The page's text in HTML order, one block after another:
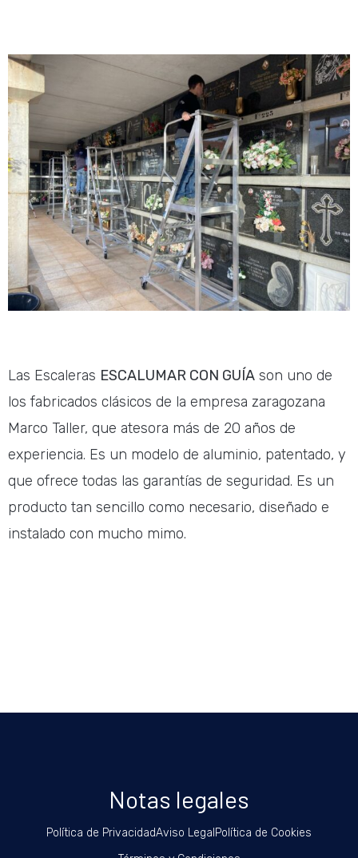
Las Escaleras ESCALUMAR CON GUÍA son uno de
los fabricados clásicos de la empresa zaragozana
Marco Taller, que atesora más de 20 años de
experiencia. Es un modelo de aluminio, patentado, y
que ofrece todas las garantías de seguridad. Es un
producto tan sencillo como necesario, diseñado e
instalado con mucho mimo.
Notas legales
Política de PrivacidadAviso Legal Política de Cookies